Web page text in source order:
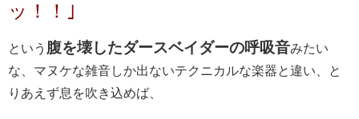
ッ！！｣
という 腹を壊したダースベイダーの呼吸音みたい
な、マヌケな雑音しか出ないテクニカルな楽器と違い、と
りあえず息を吹き込めば、